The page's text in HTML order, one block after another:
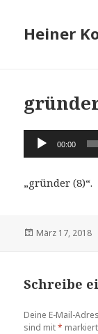
Heiner
Audio-
Player
00:00
„gründer (8)“.
Veröffentlicht
März 17, 2018
Schreibe
Deine E-Mail-
sind mit* markiert